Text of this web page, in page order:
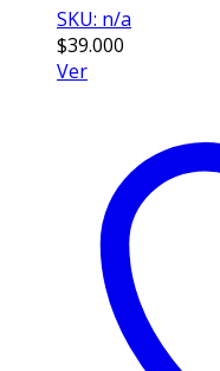
SKU: n/a
$39.000
Ver